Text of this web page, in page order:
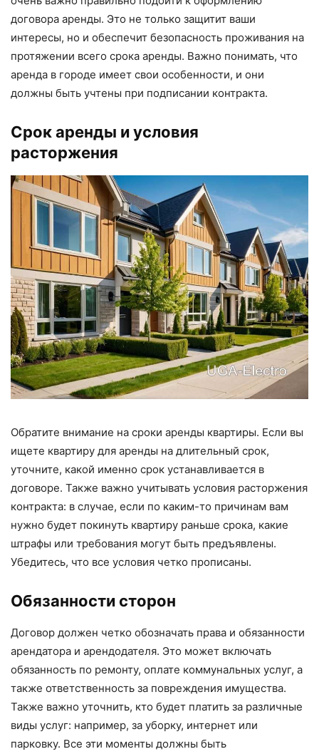
договора аренды. Это не только защитит ваши
интересы, но и обеспечит безопасность проживания на
протяжении всего срока аренды. Важно понимать, что
аренда в городе имеет свои особенности, и они
должны быть учтены при подписании контракта.
Срок аренды и условия
расторжения
Обратите внимание на сроки аренды квартиры. Если вы
ищете квартиру для аренды на длительный срок,
уточните, какой именно срок устанавливается в
договоре. Также важно учитывать условия расторжения
контракта: в случае, если по каким-то причинам вам
нужно будет покинуть квартиру раньше срока, какие
штрафы или требования могут быть предъявлены.
Убедитесь, что все условия четко прописаны.
Обязанности сторон
Договор должен четко обозначать права и обязанности
арендатора и арендодателя. Это может включать
обязанность по ремонту, оплате коммунальных услуг, а
также ответственность за повреждения имущества.
Также важно уточнить, кто будет платить за различные
виды услуг: например, за уборку, интернет или
парковку. Все эти моменты должны быть